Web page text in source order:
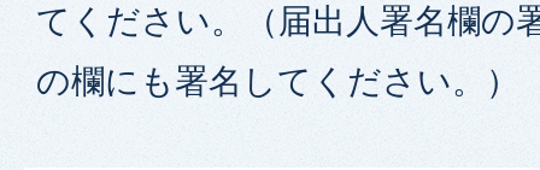
てください。（届出人署名欄の
の欄にも署名してください。）